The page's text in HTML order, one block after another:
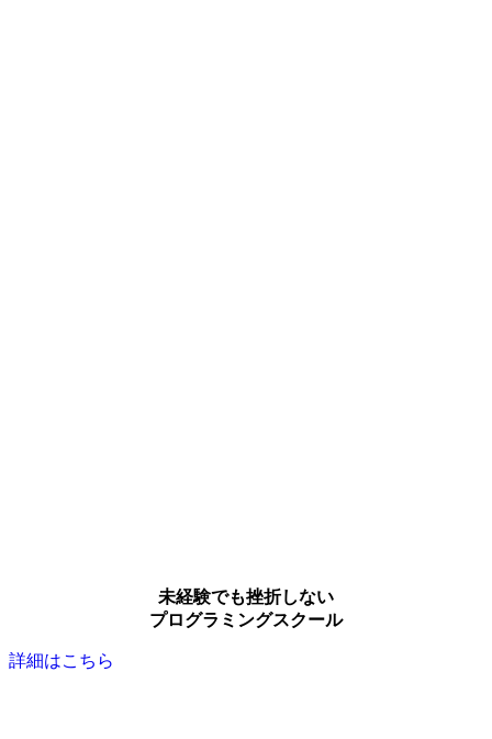
未経験でも挫折しない
プログラミングスクール
詳細はこちら